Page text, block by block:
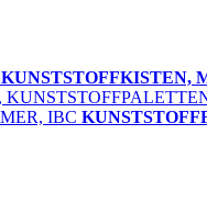
KUNSTSTOFFKISTEN,